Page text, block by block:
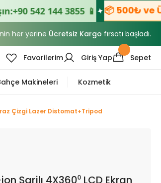
+90 542 144 3855 📱 📦 500₺ ve
her yerine Ücretsiz Kargo fırsatı başladı.
Favorilerim Giriş Yap Sepet
Makineleri Kozmetik
Çizgi Lazer Distomat+Tripod
Şarjlı 4X360⁰ LCD Ekran